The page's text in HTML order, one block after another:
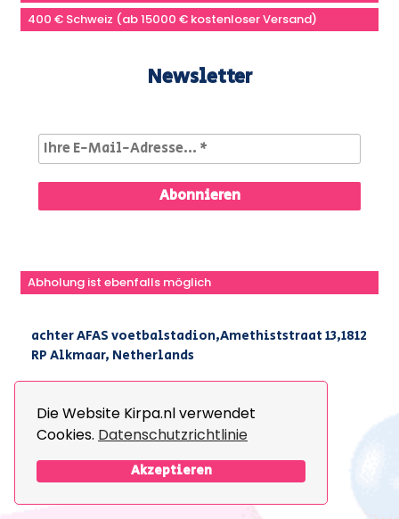
Die Website Kirpa.nl verwendet
Cookies. Datenschutzrichtlinie
Akzeptieren
400 € Schweiz (ab 15000 € kostenloser Versand)
Newsletter
Abholung ist ebenfalls möglich
achter AFAS voetbalstadion,Amethiststraat 13,1812
RP Alkmaar, Netherlands
+31(0) 251 296 806 | info@kirpa.nl
© 2026 Kirpa. All Rights Reserved.
The Webdesign